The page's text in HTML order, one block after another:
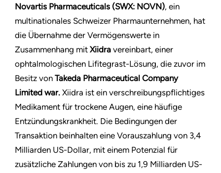
Novartis Pharmaceuticals (SWX: NOVN), ein
multinationales Schweizer Pharmaunternehmen, hat
die Übernahme der Vermögenswerte in
Zusammenhang mit Xiidra vereinbart, einer
ophtalmologischen Lifitegrast-Lösung, die zuvor im
Besitz von Takeda Pharmaceutical Company
Limited war. Xiidra ist ein verschreibungspflichtiges
Medikament für trockene Augen, eine häufige
Entzündungskrankheit. Die Bedingungen der
Transaktion beinhalten eine Vorauszahlung von 3,4
Milliarden US-Dollar, mit einem Potenzial für
zusätzliche Zahlungen von bis zu 1,9 Milliarden US-